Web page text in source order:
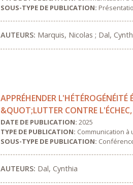
SOUS-TYPE DE PUBLICATION:
AUTEURS: Marquis, Nicolas ; Dal,
APPRÉHENDER
&QUOT;LUTTER CONTRE
DATE DE PUBLICATION: 2025
TYPE DE PUBLICATION: Communication
SOUS-TYPE DE PUBLICATION:
AUTEURS: Dal, Cynthia